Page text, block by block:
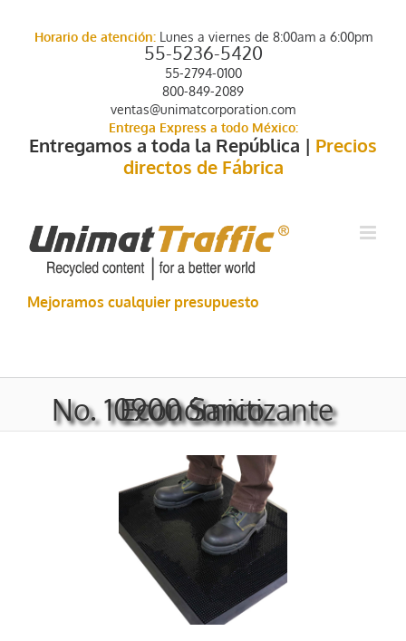
contentHorario de atención:Lunes a viernes de 8:00am a 6:00pm
55-5236-5420
55-2794-0100
800-849-2089
ventas@unimatcorporation.com
Entrega Express a todo México:
Entregamos a toda la República | Precios
directos de Fábrica
Mejoramos cualquier presupuesto
No. 10900 Sanitizante Económico